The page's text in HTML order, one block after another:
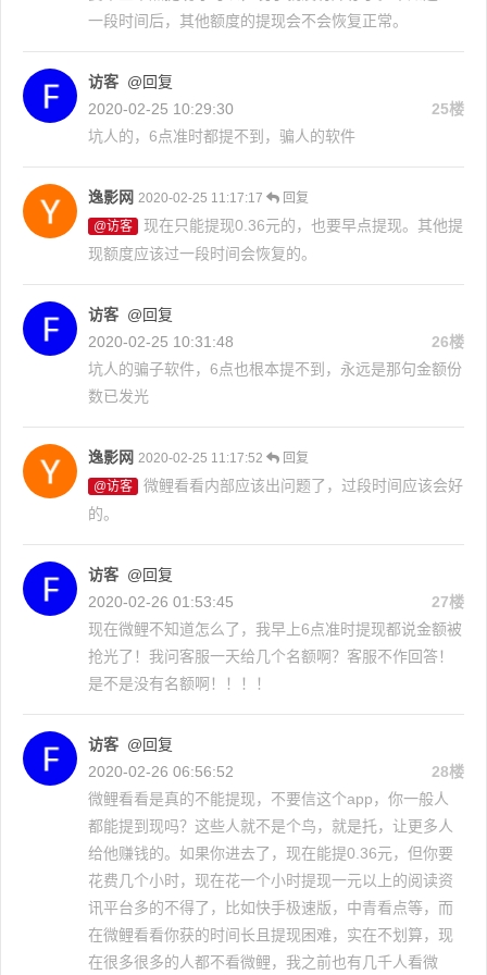
一段时间后，其他额度的提现会不会恢复正常。
访客 @回复
2020-02-25 10:29:30
25楼
坑人的，6点准时都提不到，骗人的软件
逸影网 2020-02-25 11:17:17
回复
@访客
现在只能提现0.36元的，也要早点提现。其他提
现额度应该过一段时间会恢复的。
访客 @回复
2020-02-25 10:31:48
26楼
坑人的骗子软件，6点也根本提不到，永远是那句金额份
数已发光
逸影网 2020-02-25 11:17:52
回复
@访客
微鲤看看内部应该出问题了，过段时间应该会好
的。
访客 @回复
2020-02-26 01:53:45
27楼
现在微鲤不知道怎么了，我早上6点准时提现都说金额被
抢光了！我问客服一天给几个名额啊？客服不作回答！
是不是没有名额啊！！！！
访客 @回复
2020-02-26 06:56:52
28楼
微鲤看看是真的不能提现，不要信这个app，你一般人
都能提到现吗？这些人就不是个鸟，就是托，让更多人
给他赚钱的。如果你进去了，现在能提0.36元，但你要
花费几个小时，现在花一个小时提现一元以上的阅读资
讯平台多的不得了，比如快手极速版，中青看点等，而
在微鲤看看你获的时间长且提现困难，实在不划算，现
在很多很多的人都不看微鲤，我之前也有几千人看微